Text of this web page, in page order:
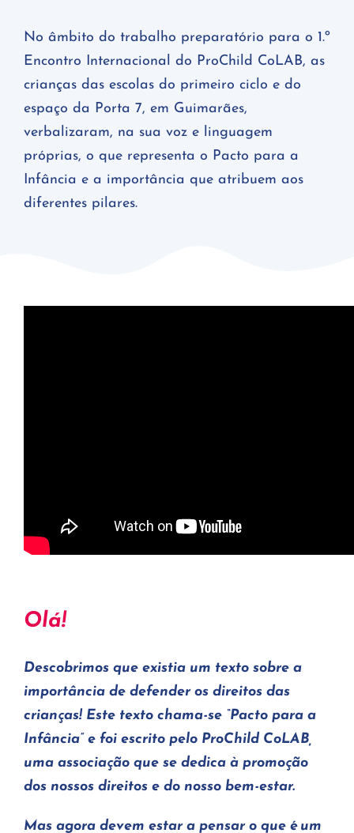
No âmbito do trabalho preparatório para o 1.º
Encontro Internacional do ProChild CoLAB, as
crianças das escolas do primeiro ciclo e do
espaço da Porta 7, em Guimarães,
verbalizaram, na sua voz e linguagem
próprias, o que representa o Pacto para a
Infância e a importância que atribuem aos
diferentes pilares.
Olá!
Descobrimos que existia um texto sobre a
importância de defender os direitos das
crianças! Este texto chama-se “Pacto para a
Infância” e foi escrito pelo ProChild CoLAB,
uma associação que se dedica à promoção
dos nossos direitos e do nosso bem-estar.
Mas agora devem estar a pensar o que é um